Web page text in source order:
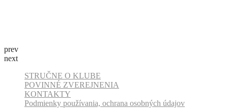
prev
next
STRUČNE O KLUBE
POVINNÉ ZVEREJNENIA
KONTAKTY
Podmienky používania, ochrana osobných údajov